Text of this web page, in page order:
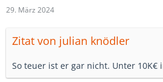
29. März 2024
Zitat von julian knödler
So teuer ist er gar nicht. Unter 10K€